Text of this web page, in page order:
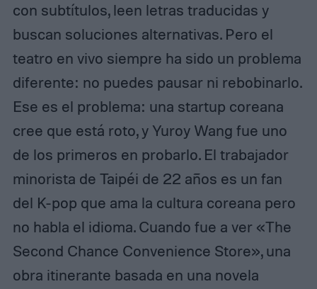
con subtítulos, leen letras traducidas y
buscan soluciones alternativas. Pero el
teatro en vivo siempre ha sido un problema
diferente: no puedes pausar ni rebobinarlo.
Ese es el problema: una startup coreana
cree que está roto, y Yuroy Wang fue uno
de los primeros en probarlo. El trabajador
minorista de Taipéi de 22 años es un fan
del K-pop que ama la cultura coreana pero
no habla el idioma. Cuando fue a ver «The
Second Chance Convenience Store», una
obra itinerante basada en una novela